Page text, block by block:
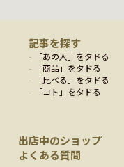
記事を探す
「あの人 」をタドる
「商品」をタドる
「比べる 」をタドる
「コト 」をタドる
出店中のショップ
よくある質問